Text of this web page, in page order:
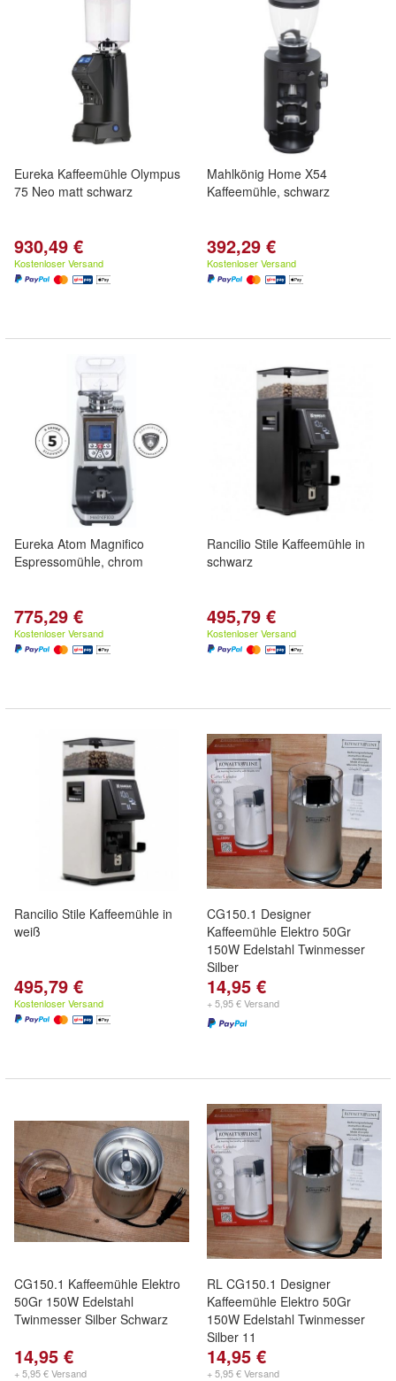
Eureka Kaffeemühle Olympus
75 Neo matt schwarz
930,49 €
Kostenloser Versand
Mahlkönig Home X54
Kaffeemühle, schwarz
392,29 €
Kostenloser Versand
Eureka Atom Magnifico
Espressomühle, chrom
775,29 €
Kostenloser Versand
Rancilio Stile Kaffeemühle in
schwarz
495,79 €
Kostenloser Versand
Rancilio Stile Kaffeemühle in
weiß
495,79 €
Kostenloser Versand
CG150.1 Designer
Kaffeemühle Elektro 50Gr
150W Edelstahl Twinmesser
Silber
14,95 €
+ 5,95 € Versand
CG150.1 Kaffeemühle Elektro
50Gr 150W Edelstahl
Twinmesser Silber Schwarz
14,95 €
+ 5,95 € Versand
RL CG150.1 Designer
Kaffeemühle Elektro 50Gr
150W Edelstahl Twinmesser
Silber 11
14,95 €
+ 5,95 € Versand